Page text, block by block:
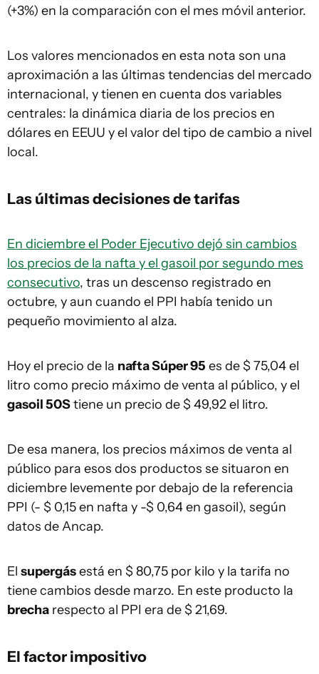
(+3%) en la comparación con el mes móvil anterior.
Los valores mencionados en esta nota son una
aproximación a las últimas tendencias del mercado
internacional, y tienen en cuenta dos variables
centrales: la dinámica diaria de los precios en
dólares en EEUU y el valor del tipo de cambio a nivel
local.
Las últimas decisiones de tarifas
En diciembre el Poder Ejecutivo dejó sin cambios
los precios de la nafta y el gasoil por segundo mes
consecutivo, tras un descenso registrado en
octubre, y aun cuando el PPI había tenido un
pequeño movimiento al alza.
Hoy el precio de la nafta Súper 95 es de $ 75,04 el
litro como precio máximo de venta al público, y el
gasoil 50Stiene un precio de $ 49,92 el litro.
De esa manera, los precios máximos de venta al
público para esos dos productos se situaron en
diciembre levemente por debajo de la referencia
PPI (- $ 0,15 en nafta y -$ 0,64 en gasoil), según
datos de Ancap.
El supergásestá en $ 80,75 por kilo y la tarifa no
tiene cambios desde marzo. En este producto la
brecha respecto al PPI era de $ 21,69.
El factor impositivo